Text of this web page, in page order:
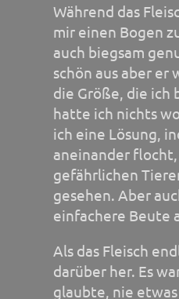
Während das
mir einen Bogen
auch biegsam
schön aus aber
die Größe, die
hatte ich nichts
ich eine Lösung,
aneinander
gefährlichen
gesehen. Aber
einfachere Beute
Als das Fleisch
darüber her. Es
glaubte, nie etwas